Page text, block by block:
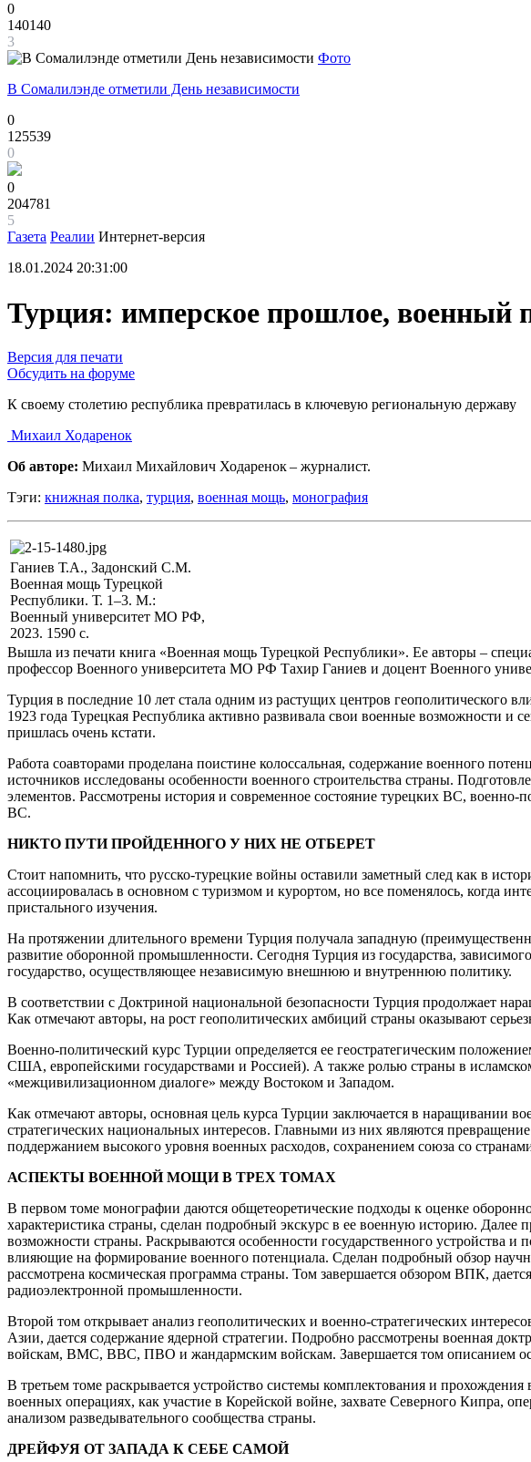
0
140140
3
Фото
В Сомалилэнде отметили День независимости
0
125539
0
0
204781
5
Газета Реалии Интернет-версия
18.01.2024 20:31:00
Турция: имперское прошлое, военный
Версия для печати
Обсудить на форуме
К своему столетию республика превратилась в ключевую региональную державу
Михаил Ходаренок
Об авторе: Михаил Михайлович Ходаренок – журналист.
Тэги: книжная полка, турция, военная мощь, монография
Ганиев Т.А., Задонский С.М.
Военная мощь Турецкой
Республики. Т. 1–3. М.:
Военный университет МО РФ,
2023. 1590 с.
Вышла из печати книга «Военная мощь Турецкой Республики». Ее авторы –
профессор Военного университета МО РФ Тахир Ганиев и доцент Военного
Турция в последние 10 лет стала одним из растущих центров геополитического
1923 года Турецкая Республика активно развивала свои военные возможности
пришлась очень кстати.
Работа соавторами проделана поистине колоссальная, содержание военного
источников исследованы особенности военного строительства страны.
элементов. Рассмотрены история и современное состояние турецких ВС, военно-
ВС.
НИКТО ПУТИ ПРОЙДЕННОГО У НИХ НЕ ОТБЕРЕТ
Стоит напомнить, что русско-турецкие войны оставили заметный след как в
ассоциировалась в основном с туризмом и курортом, но все поменялось, когда
пристального изучения.
На протяжении длительного времени Турция получала западную
развитие оборонной промышленности. Сегодня Турция из государства,
государство, осуществляющее независимую внешнюю и внутреннюю политику.
В соответствии с Доктриной национальной безопасности Турция продолжает
Как отмечают авторы, на рост геополитических амбиций страны оказывают
Военно-политический курс Турции определяется ее геостратегическим
США, европейскими государствами и Россией). А также ролью страны в
«межцивилизационном диалоге» между Востоком и Западом.
Как отмечают авторы, основная цель курса Турции заключается в наращивании
стратегических национальных интересов. Главными из них являются
поддержанием высокого уровня военных расходов, сохранением союза со
АСПЕКТЫ ВОЕННОЙ МОЩИ В ТРЕХ ТОМАХ
В первом томе монографии даются общетеоретические подходы к оценке
характеристика страны, сделан подробный экскурс в ее военную историю. Далее
возможности страны. Раскрываются особенности государственного устройства
влияющие на формирование военного потенциала. Сделан подробный обзор
рассмотрена космическая программа страны. Том завершается обзором ВПК,
радиоэлектронной промышленности.
Второй том открывает анализ геополитических и военно-стратегических
Азии, дается содержание ядерной стратегии. Подробно рассмотрены военная
войскам, ВМС, ВВС, ПВО и жандармским войскам. Завершается том описанием
В третьем томе раскрывается устройство системы комплектования и
военных операциях, как участие в Корейской войне, захвате Северного Кипра,
анализом разведывательного сообщества страны.
ДРЕЙФУЯ ОТ ЗАПАДА К СЕБЕ САМОЙ